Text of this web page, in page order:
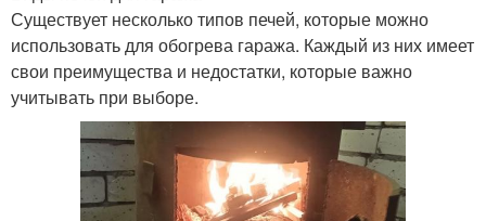
Существует несколько типов печей, которые можно
использовать для обогрева гаража. Каждый из них имеет
свои преимущества и недостатки, которые важно
учитывать при выборе.